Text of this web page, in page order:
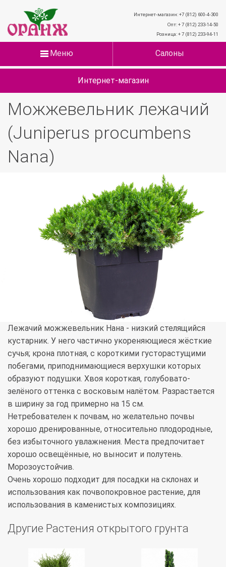
Интернет-магазин: +7 (812) 600-4-300
Опт: + 7 (812) 233-14-50
Розница: + 7 (812) 233-94-11
Меню Салоны
Интернет-магазин
Можжевельник лежачий
(Juniperus procumbens
Nana)
Лежачий можжевельник Нана - низкий стелящийся
кустарник. У него частично укореняющиеся жёсткие
сучья; крона плотная, с короткими густорастущими
побегами, приподнимающиеся верхушки которых
образуют подушки. Хвоя короткая, голубовато-
зелёного оттенка с восковым налётом. Разрастается
в ширину за год примерно на 15 см.
Нетребователен к почвам, но желательно почвы
хорошо дренированные, относительно плодородные,
без избыточного увлажнения. Места предпочитает
хорошо освещённые, но выносит и полутень.
Морозоустойчив.
Очень хорошо подходит для посадки на склонах и
использования как почвопокровное растение, для
использования в каменистых композициях.
Другие Растения открытого грунта